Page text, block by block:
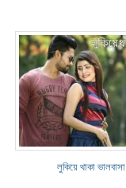
লুকিয়ে থাকা ভালবাসা